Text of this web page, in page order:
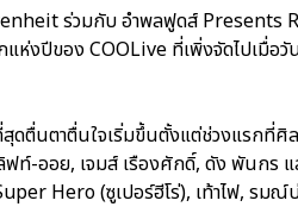
ร่วมกับ อำพลฟูดส์ Presents
แห่งปีของ COOLive ที่เพิ่งจัดไปเมื่
ดตื่นตาตื่นใจเริ่มขึ้นตั้งแต่ช่วงแรกที่ศิ
ท์-ออย, เจมส์ เรืองศักดิ์, ดัง พันกร
Hero (ซูเปอร์ฮีโร่), เท้าไฟ, รม